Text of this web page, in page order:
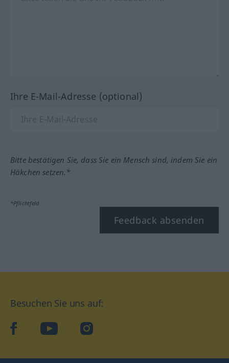
Ihre E-Mail-Adresse (optional)
Bitte bestätigen Sie, dass Sie ein Mensch sind, indem Sie ein
Häkchen setzen.*
*Pflichtfeld
Feedback absenden
Besuchen Sie uns auf:
facebookYouTube Instagram